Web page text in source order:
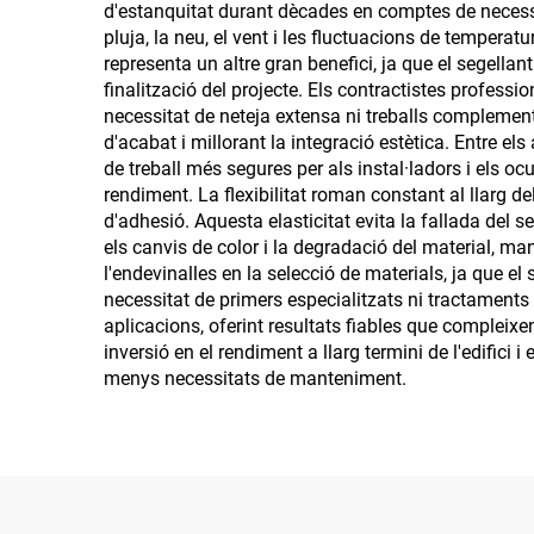
d'estanquitat durant dècades en comptes de
pluja, la neu, el vent i les fluctuacions de
representa un altre gran benefici, ja que el
finalització del projecte. Els contractistes
necessitat de neteja extensa ni treballs
d'acabat i millorant la integració estètica. Entre
de treball més segures per als instal·ladors i els
rendiment. La flexibilitat roman constant al llarg
d'adhesió. Aquesta elasticitat evita la fallada del
els canvis de color i la degradació del material,
l'endevinalles en la selecció de materials, ja que
necessitat de primers especialitzats ni
aplicacions, oferint resultats fiables que
inversió en el rendiment a llarg termini de l'edifici
menys necessitats de manteniment.